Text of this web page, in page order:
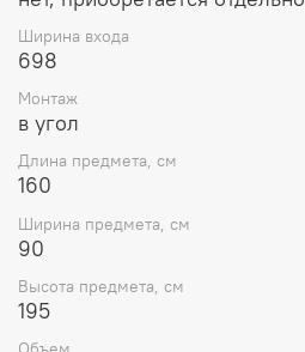
Ширина входа
698
Монтаж
в угол
Длина предмета, см
160
Ширина предмета, см
90
Высота предмета, см
195